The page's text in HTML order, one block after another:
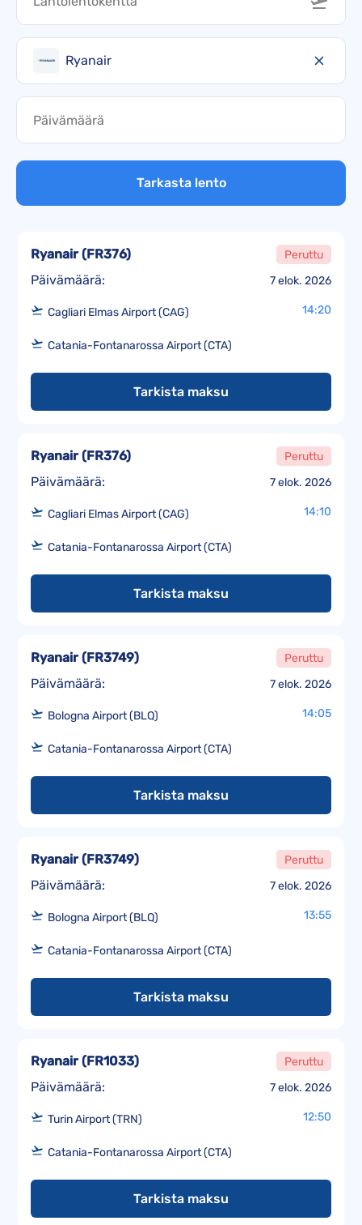
Ryanair
Tarkasta lento
Päivämäärä: 7 elok. 2026
Ryanair(FR376) Peruttu
Cagliari Elmas Airport (CAG) 14:20
Catania-Fontanarossa Airport (CTA)
Tarkista maksu
Päivämäärä: 7 elok. 2026
Ryanair(FR376) Peruttu
Cagliari Elmas Airport (CAG) 14:10
Catania-Fontanarossa Airport (CTA)
Tarkista maksu
Päivämäärä: 7 elok. 2026
Ryanair(FR3749) Peruttu
Bologna Airport (BLQ) 14:05
Catania-Fontanarossa Airport (CTA)
Tarkista maksu
Päivämäärä: 7 elok. 2026
Ryanair(FR3749) Peruttu
Bologna Airport (BLQ) 13:55
Catania-Fontanarossa Airport (CTA)
Tarkista maksu
Päivämäärä: 7 elok. 2026
Ryanair(FR1033) Peruttu
Turin Airport (TRN) 12:50
Catania-Fontanarossa Airport (CTA)
Tarkista maksu